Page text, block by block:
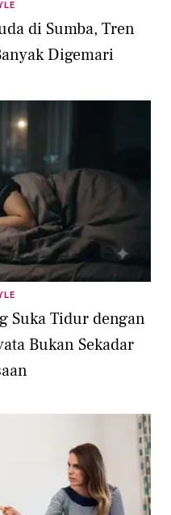
di Sumba, Tren
Digemari
Suka Tidur dengan
Bukan Sekadar